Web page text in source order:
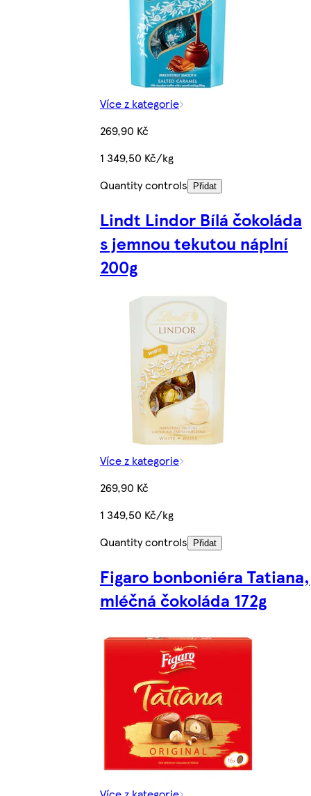
Více z kategorie
269,90 Kč
1 349,50 Kč/kg
Quantity controls
Přidat
Lindt Lindor Bílá čokoláda
s jemnou tekutou náplní
200g
Více z kategorie
269,90 Kč
1 349,50 Kč/kg
Quantity controls
Přidat
Figaro bonboniéra Tatiana,
mléčná čokoláda 172g